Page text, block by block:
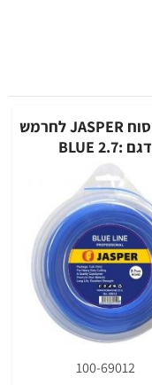
חוט כיסוח JASPER לחרמש
דגם :BLUE 2.7
100-69012